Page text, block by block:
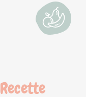
Recette